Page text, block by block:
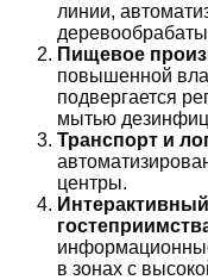
линии,
Пищевое
повышенной
подвергается
мытью
Транспорт и
центры.
в зонах с